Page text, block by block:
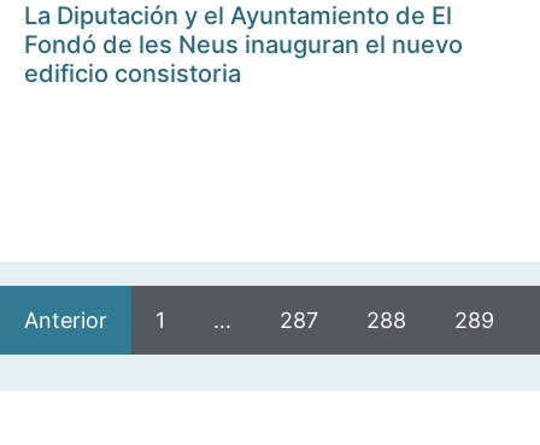
La Diputación y el Ayuntamiento de El
Fondó de les Neus inauguran el nuevo
edificio consistoria
Anterior 1 … 287 288 289